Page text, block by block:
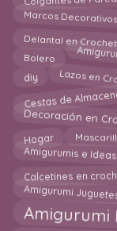
Marcos
Delantal en Crochet
Bolero
diy Lazos en
Cestas de
Decoración en
Hogar
Amigurumis e
Calcetines en
Amigurumi
Amigurumi